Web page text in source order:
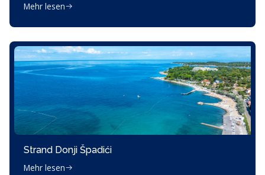
Mehr lesen
Strand Donji Špadići
Mehr lesen